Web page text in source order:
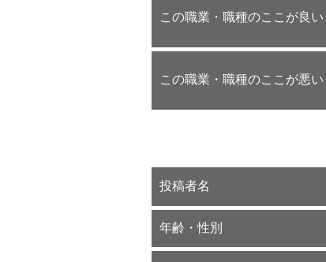
この職業・職種のここが良い
この職業・職種のここが悪い
投稿者名
年齢・性別